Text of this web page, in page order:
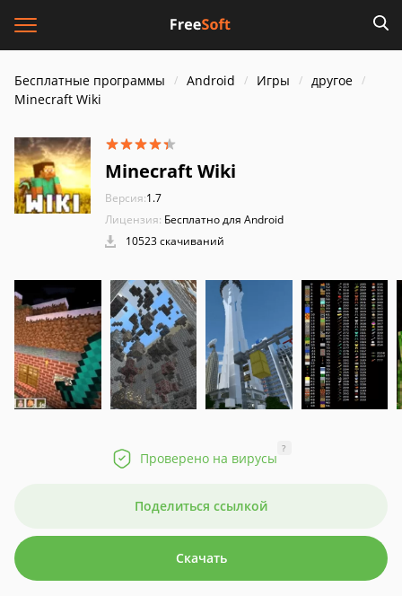
Бесплатные программы Android Игры
другое
Minecraft Wiki
Minecraft Wiki
Версия:1.7
Лицензия: Бесплатно для Android
10523 скачиваний
Проверено на вирусы
?
Поделиться ссылкой
Скачать